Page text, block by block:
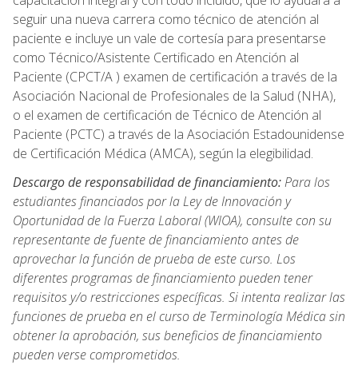
seguir una nueva carrera como técnico de atención al
paciente e incluye un vale de cortesía para presentarse
como Técnico/Asistente Certificado en Atención al
Paciente (CPCT/A ) examen de certificación a través de la
Asociación Nacional de Profesionales de la Salud (NHA),
o el examen de certificación de Técnico de Atención al
Paciente (PCTC) a través de la Asociación Estadounidense
de Certificación Médica (AMCA), según la elegibilidad.
Descargo de responsabilidad de financiamiento:Para los
estudiantes financiados por la Ley de Innovación y
Oportunidad de la Fuerza Laboral (WIOA), consulte con su
representante de fuente de financiamiento antes de
aprovechar la función de prueba de este curso. Los
diferentes programas de financiamiento pueden tener
requisitos y/o restricciones específicas. Si intenta realizar las
funciones de prueba en el curso de Terminología Médica sin
obtener la aprobación, sus beneficios de financiamiento
pueden verse comprometidos.